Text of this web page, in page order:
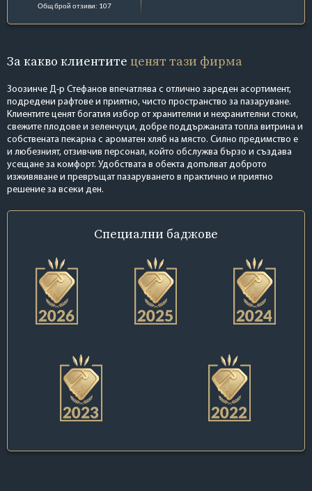
Общ брой отзиви: 107
За какво клиентите ценят тази фирма
Зоозинче Д-р Стефанов впечатлява с отлично зареден асортимент,
подредени рафтове и приятно, чисто пространство за пазаруване.
Клиентите ценят богатия избор от хранителни и нехранителни стоки,
свежите плодове и зеленчуци, добре поддържаната топла витрина и
собствената пекарна с ароматен хляб на място. Силно предимство е
и любезният, отзивчив персонал, който обслужва бързо и създава
усещане за комфорт. Удобствата в обекта допълват доброто
изживяване и превръщат пазаруването в практично и приятно
решение за всеки ден.
Специални баджове